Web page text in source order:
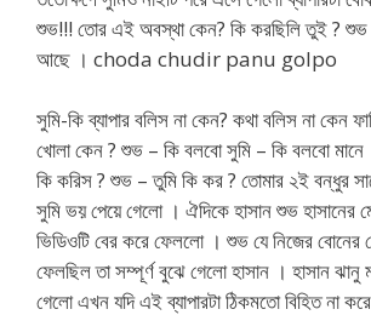
শুভ!!! তোর এই অবস্থা কেন? কি করছিলি তুই ? শুভ
আছে । choda chudir panu golpo
সুমি-কি ব্যাপার বলিস না কেন? কথা বলিস না কেন
খোলা কেন ? শুভ – কি বলবো সুমি – কি বলবো
কি করিস ? শুভ – তুমি কি কর ? তোমার ২ই বন্ধুর
সুমি ভয় পেয়ে গেলো । ঐদিকে হাসান শুভ হাসানের
ভিডিওটি বের করে ফেললো । শুভ যে নিজের বোনের
ফেলছিল তা সম্পূর্ণ বুঝে গেলো হাসান । হাসান ঝানু
গেলো এখন যদি এই ব্যাপারটা ঠিকমতো বিহিত না